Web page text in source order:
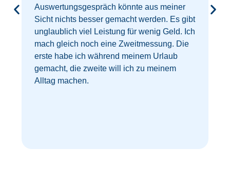
Auswertungsgespräch könnte aus meiner
Sicht nichts besser gemacht werden. Es gibt
unglaublich viel Leistung für wenig Geld. Ich
mach gleich noch eine Zweitmessung. Die
erste habe ich während meinem Urlaub
gemacht, die zweite will ich zu meinem
Alltag machen.